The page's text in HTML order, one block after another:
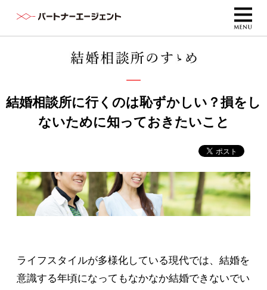
結婚相談所に行くのは恥ずかしい？損をし
ないために知っておきたいこと
ライフスタイルが多様化している現代では、結婚を
意識する年頃になってもなかなか結婚できないでい